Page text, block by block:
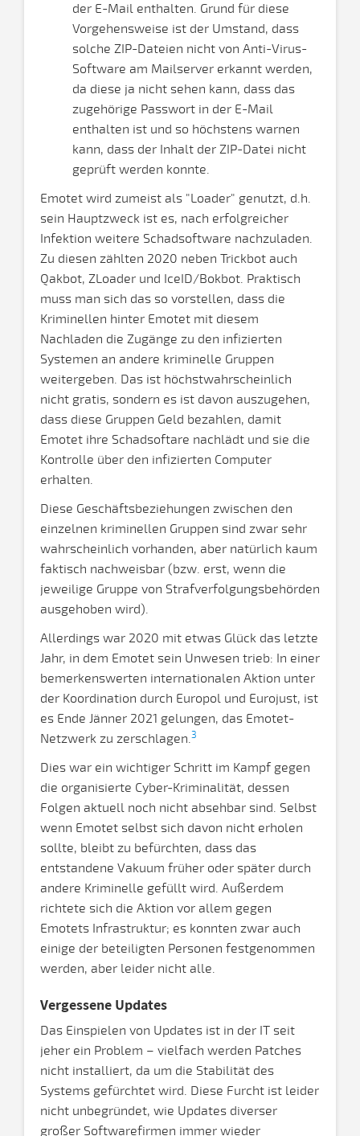
der E-Mail enthalten. Grund für diese
Vorgehensweise ist der Umstand, dass
solche ZIP-Dateien nicht von Anti-Virus-
Software am Mailserver erkannt werden,
da diese ja nicht sehen kann, dass das
zugehörige Passwort in der E-Mail
enthalten ist und so höchstens warnen
kann, dass der Inhalt der ZIP-Datei nicht
geprüft werden konnte.
Emotet wird zumeist als "Loader" genutzt, d.h.
sein Hauptzweck ist es, nach erfolgreicher
Infektion weitere Schadsoftware nachzuladen.
Zu diesen zählten 2020 neben Trickbot auch
Qakbot, ZLoader und IceID/Bokbot. Praktisch
muss man sich das so vorstellen, dass die
Kriminellen hinter Emotet mit diesem
Nachladen die Zugänge zu den infizierten
Systemen an andere kriminelle Gruppen
weitergeben. Das ist höchstwahrscheinlich
nicht gratis, sondern es ist davon auszugehen,
dass diese Gruppen Geld bezahlen, damit
Emotet ihre Schadsoftare nachlädt und sie die
Kontrolle über den infizierten Computer
erhalten.
Diese Geschäftsbeziehungen zwischen den
einzelnen kriminellen Gruppen sind zwar sehr
wahrscheinlich vorhanden, aber natürlich kaum
faktisch nachweisbar (bzw. erst, wenn die
jeweilige Gruppe von Strafverfolgungsbehörden
ausgehoben wird).
Allerdings war 2020 mit etwas Glück das letzte
Jahr, in dem Emotet sein Unwesen trieb: In einer
bemerkenswerten internationalen Aktion unter
der Koordination durch Europol und Eurojust, ist
es Ende Jänner 2021 gelungen, das Emotet-
Netzwerk zu zerschlagen.3
Dies war ein wichtiger Schritt im Kampf gegen
die organisierte Cyber-Kriminalität, dessen
Folgen aktuell noch nicht absehbar sind. Selbst
wenn Emotet selbst sich davon nicht erholen
sollte, bleibt zu befürchten, dass das
entstandene Vakuum früher oder später durch
andere Kriminelle gefüllt wird. Außerdem
richtete sich die Aktion vor allem gegen
Emotets Infrastruktur; es konnten zwar auch
einige der beteiligten Personen festgenommen
werden, aber leider nicht alle.
Vergessene Updates
Das Einspielen von Updates ist in der IT seit
jeher ein Problem – vielfach werden Patches
nicht installiert, da um die Stabilität des
Systems gefürchtet wird. Diese Furcht ist leider
nicht unbegründet, wie Updates diverser
großer Softwarefirmen immer wieder